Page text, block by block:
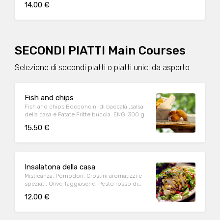
14.00 €
SECONDI PIATTI Main Courses
Selezione di secondi piatti o piatti unici da asporto
Fish and chips
Fish and chips Bocconcini di baccalà ,salsa
della casa e Patate Fritte buccia. ENG: 300 gr
15.50 €
Insalatona della casa
Misticanza, Pomodori, Crostini aromatizzi e
speziati, Olive Taggiasche, Pesto rosso di
citronette. ENG. HOUSE SALAD (fresh salad,
12.00 €